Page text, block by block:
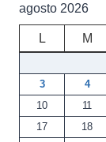
agosto 2026
L M
3
4
10
11
17
18